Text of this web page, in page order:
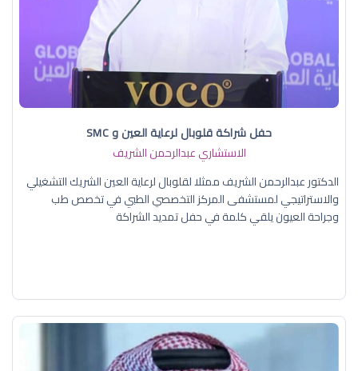
حفل شراكة قلوبال لرعاية العين و SMC
الاستشاري عبدالرحمن الشريف
الدكتور عبدالرحمن الشريف ممثلا لقلوبال لرعاية العين الشريك التشغيلي
والاستراتيجي لمستشفى المركز التخصصي الطبي في تخصص طب
وجراحة العيون يلقي كلمة في حفل تمديد الشراكة